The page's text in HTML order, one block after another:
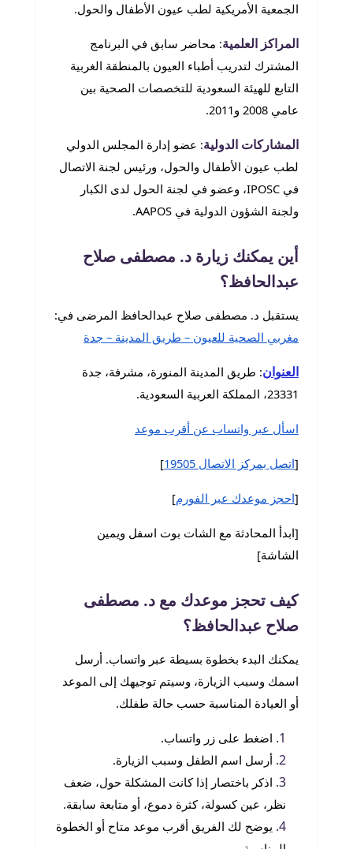
الجمعية الأمريكية لطب عيون الأطفال والحول.
المراكز العلمية: محاضر سابق في البرنامج
المشترك لتدريب أطباء العيون بالمنطقة الغربية
التابع للهيئة السعودية للتخصصات الصحية بين
عامي 2008 و2011.
المشاركات الدولية: عضو إدارة المجلس الدولي
لطب عيون الأطفال والحول، ورئيس لجنة الاتصال
في IPOSC، وعضو في لجنة الحول لدى الكبار
ولجنة الشؤون الدولية في AAPOS.
أين يمكنك زيارة د. مصطفى صلاح
عبدالحافظ؟
يستقبل د. مصطفى صلاح عبدالحافظ المرضى في:
مغربي الصحية للعيون – طريق المدينة – جدة
العنوان: طريق المدينة المنورة، مشرفة، جدة
23331، المملكة العربية السعودية.
اسأل عبر واتساب عن أقرب موعد
[اتصل بمركز الاتصال 19505 ]
[احجز موعدك عبر الفورم]
[ابدأ المحادثة مع الشات بوت اسفل ويمين
الشاشة]
كيف تحجز موعدك مع د. مصطفى
صلاح عبدالحافظ؟
يمكنك البدء بخطوة بسيطة عبر واتساب. أرسل
اسمك وسبب الزيارة، وسيتم توجيهك إلى الموعد
أو العيادة المناسبة حسب حالة طفلك.
اضغط على زر واتساب.
أرسل اسم الطفل وسبب الزيارة.
اذكر باختصار إذا كانت المشكلة حول، ضعف
نظر، عين كسولة، كثرة دموع، أو متابعة سابقة.
يوضح لك الفريق أقرب موعد متاح أو الخطوة